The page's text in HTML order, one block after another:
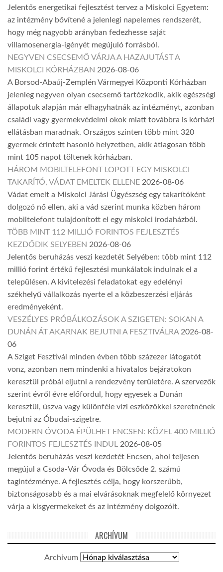
Jelentős energetikai fejlesztést tervez a Miskolci Egyetem:
az intézmény bővítené a jelenlegi napelemes rendszerét,
hogy még nagyobb arányban fedezhesse saját
villamosenergia-igényét megújuló forrásból.
NEGYVEN CSECSEMŐ VÁRJA A HAZAJUTÁST A
MISKOLCI KÓRHÁZBAN 2026-08-06
A Borsod-Abaúj-Zemplén Vármegyei Központi Kórházban
jelenleg negyven olyan csecsemő tartózkodik, akik egészségi
állapotuk alapján már elhagyhatnák az intézményt, azonban
családi vagy gyermekvédelmi okok miatt továbbra is kórházi
ellátásban maradnak. Országos szinten több mint 320
gyermek érintett hasonló helyzetben, akik átlagosan több
mint 105 napot töltenek kórházban.
HÁROM MOBILTELEFONT LOPOTT EGY MISKOLCI
TAKARÍTÓ, VÁDAT EMELTEK ELLENE 2026-08-06
Vádat emelt a Miskolci Járási Ügyészség egy takarítóként
dolgozó nő ellen, aki a vád szerint munka közben három
mobiltelefont tulajdonított el egy miskolci irodaházból.
TÖBB MINT 112 MILLIÓ FORINTOS FEJLESZTÉS
KEZDŐDIK SELYEBEN 2026-08-06
Jelentős beruházás veszi kezdetét Selyében: több mint 112
millió forint értékű fejlesztési munkálatok indulnak el a
településen. A kivitelezési feladatokat egy edelényi
székhelyű vállalkozás nyerte el a közbeszerzési eljárás
eredményeként.
VESZÉLYES PRÓBÁLKOZÁSOK A SZIGETEN: SOKAN A
DUNÁN ÁT AKARNAK BEJUTNI A FESZTIVÁLRA 2026-08-
06
A Sziget Fesztivál minden évben több százezer látogatót
vonz, azonban nem mindenki a hivatalos bejáratokon
keresztül próbál eljutni a rendezvény területére. A szervezők
szerint évről évre előfordul, hogy egyesek a Dunán
keresztül, úszva vagy különféle vízi eszközökkel szeretnének
bejutni az Óbudai-szigetre.
MODERN ÓVODA ÉPÜLHET ENCSEN: KÖZEL 400 MILLIÓ
FORINTOS FEJLESZTÉS INDUL 2026-08-05
Jelentős beruházás veszi kezdetét Encsen, ahol teljesen
megújul a Csoda-Vár Óvoda és Bölcsőde 2. számú
tagintézménye. A fejlesztés célja, hogy korszerűbb,
biztonságosabb és a mai elvárásoknak megfelelő környezet
várja a kisgyermekeket és az intézmény dolgozóit.
ARCHÍVUM
Archívum